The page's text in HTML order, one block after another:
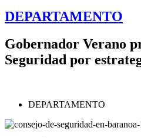
DEPARTAMENTO
Gobernador Verano
Seguridad por
DEPARTAMENTO